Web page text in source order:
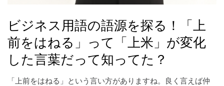
ビジネス用語の語源を探る！「上
前をはねる」って「上米」が変化
した言葉だって知ってた？
「上前をはねる」という言い方がありますね。良く言えば仲